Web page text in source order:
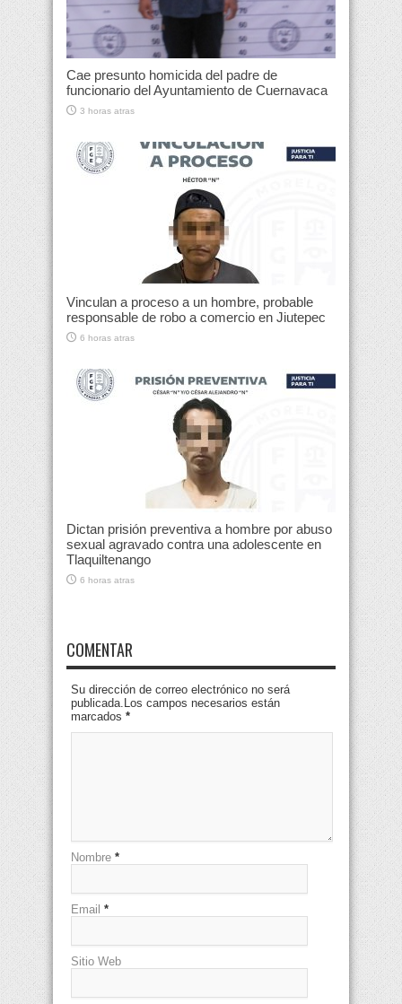
Cae presunto homicida del padre de
funcionario del Ayuntamiento de Cuernavaca
3 horas atras
Vinculan a proceso a un hombre, probable
responsable de robo a comercio en Jiutepec
6 horas atras
Dictan prisión preventiva a hombre por abuso
sexual agravado contra una adolescente en
Tlaquiltenango
6 horas atras
COMENTAR
Su dirección de correo electrónico no será
publicada.Los campos necesarios están
marcados *
Nombre *
Email *
Sitio Web